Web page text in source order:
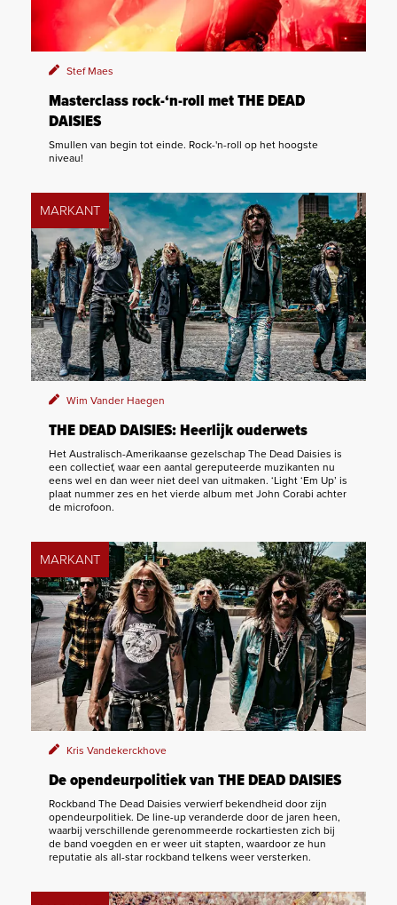
Stef Maes
Masterclass rock-‘n-roll met THE DEAD
DAISIES
Smullen van begin tot einde. Rock-'n-roll op het hoogste
niveau!
MARKANT
Wim Vander Haegen
THE DEAD DAISIES: Heerlijk ouderwets
Het Australisch-Amerikaanse gezelschap The Dead Daisies is
een collectief, waar een aantal gereputeerde muzikanten nu
eens wel en dan weer niet deel van uitmaken. ‘Light ‘Em Up’ is
plaat nummer zes en het vierde album met John Corabi achter
de microfoon.
MARKANT
Kris Vandekerckhove
De opendeurpolitiek van THE DEAD DAISIES
Rockband The Dead Daisies verwierf bekendheid door zijn
opendeurpolitiek. De line-up veranderde door de jaren heen,
waarbij verschillende gerenommeerde rockartiesten zich bij
de band voegden en er weer uit stapten, waardoor ze hun
reputatie als all-star rockband telkens weer versterken.